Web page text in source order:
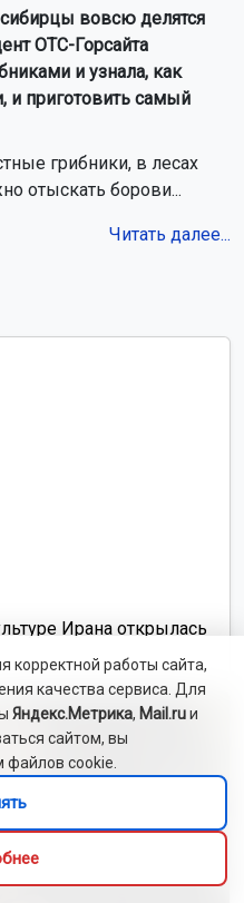
вовсю делятся
ОТС-Горсайта
и узнала, как
и приготовить самый
грибники, в лесах
отыскать борови...
Читать далее...
Ирана открылась
корректной работы сайта,
качества сервиса. Для
Яндекс.Метрика, Mail.ruи
сайтом, вы
файлов cookie.